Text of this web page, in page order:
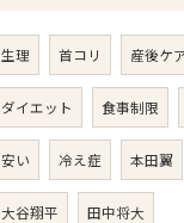
生理 首コリ 産後ケ
ダイエット 食事制限
安い 冷え症 本田翼
大谷翔平 田中将大